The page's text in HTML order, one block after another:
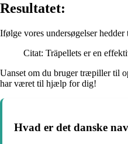
Resultatet:
Ifølge vores undersøgelser
Citat: Träpellets er en
Uanset om du bruger træpiller til
har været til hjælp for dig!
Hvad er det danske